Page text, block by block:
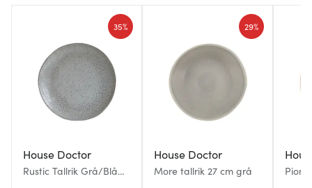
House Doctor
Rustic Tallrik Grå/Blå
35%
House Doctor
More tallrik 27 cm grå
29%
Pion